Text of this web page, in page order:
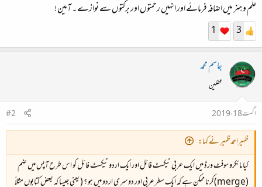
علم و ہنر میں اضافہ فرمائے اور انہیں رحمتوں اور برکتوں سے نوازے ۔ آمین !
3
1
جاسم محمد
محفلین
اگست 18، 2019
#2
ظہیراحمدظہیر نے کہا:
کیا مائکرو سوفٹ ورڈ میں ایک عربی ٹیکسٹ فائل اور ایک اردو ٹیکسٹ فائل کو اس طرح آپس میں ضم
(merge)کرنا ممکن ہے کہ ایک سطر عربی اور دوسری اردو میں ہو ؟ ( یعنی جیسا کہ بعض کتابوں مثلاً